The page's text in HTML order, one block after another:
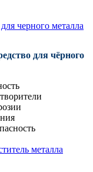
черного металла
для чёрного